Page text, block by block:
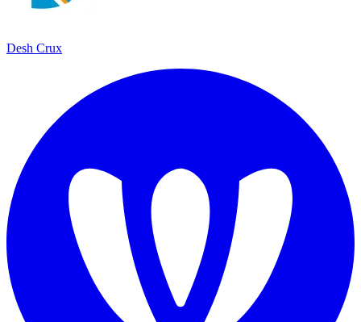
Desh Crux